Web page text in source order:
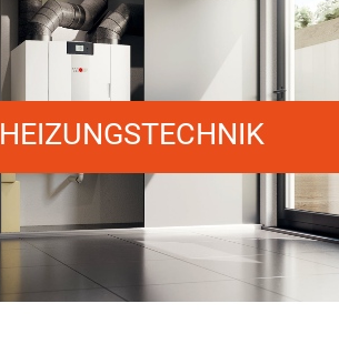
HEIZUNGSTECHNIK